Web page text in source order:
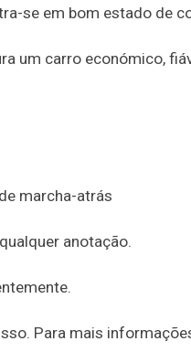
se em bom estado de
um carro económico,
marcha-atrás
anotação.
Para mais